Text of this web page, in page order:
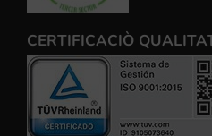
CERTIFICACIÒ